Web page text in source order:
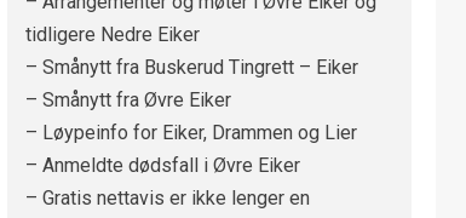
tidligere Nedre Eiker
– Smånytt fra Buskerud Tingrett – Eiker
– Smånytt fra Øvre Eiker
– Løypeinfo for Eiker, Drammen og Lier
– Anmeldte dødsfall i Øvre Eiker
– Gratis nettavis er ikke lenger en